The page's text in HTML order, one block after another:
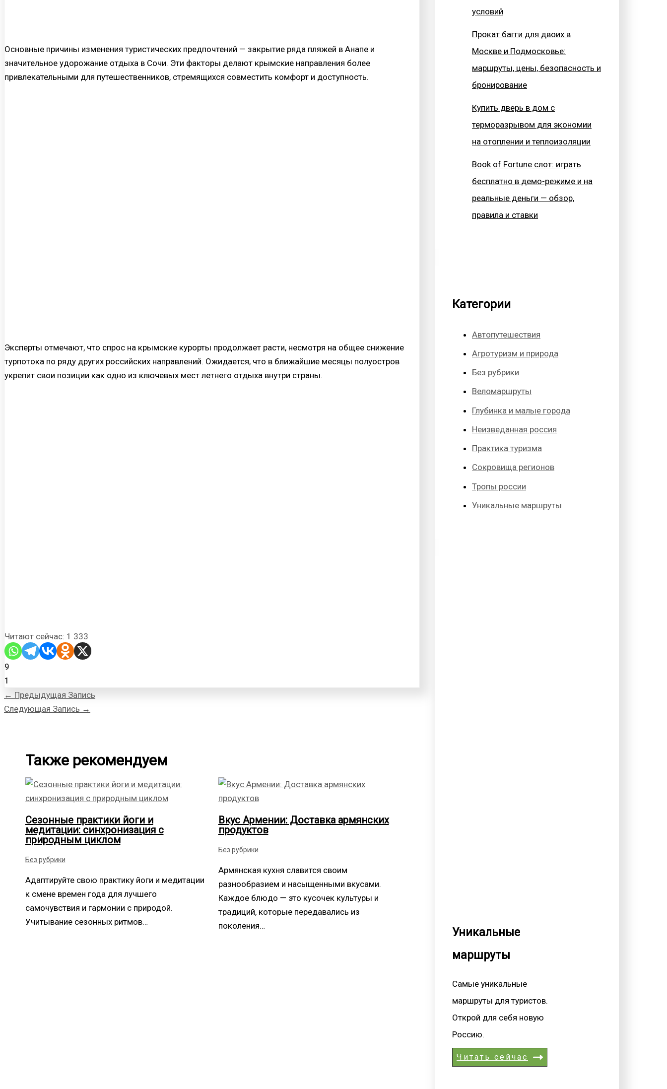
Основные причины изменения туристических предпочтений — закрытие ряда пляжей в Анапе и
значительное удорожание отдыха в Сочи. Эти факторы делают крымские направления более
привлекательными для путешественников, стремящихся совместить комфорт и доступность.
Эксперты отмечают, что спрос на крымские курорты продолжает расти, несмотря на общее снижение
турпотока по ряду других российских направлений. Ожидается, что в ближайшие месяцы полуостров
укрепит свои позиции как одно из ключевых мест летнего отдыха внутри страны.
Читают сейчас: 1 333
9
1
← Предыдущая Запись
Следующая Запись →
Также рекомендуем
Сезонные практики йоги и
медитации: синхронизация с
природным циклом
Без рубрики
Адаптируйте свою практику йоги и медитации
к смене времен года для лучшего
самочувствия и гармонии с природой.
Учитывание сезонных ритмов…
Вкус Армении: Доставка армянских
продуктов
Без рубрики
Армянская кухня славится своим
разнообразием и насыщенными вкусами.
Каждое блюдо — это кусочек культуры и
традиций, которые передавались из
поколения…
условий
Прокат багги для двоих в
Москве и Подмосковье:
маршруты, цены, безопасность и
бронирование
Купить дверь в дом с
терморазрывом для экономии
на отоплении и теплоизоляции
Book of Fortune слот: играть
бесплатно в демо-режиме и на
реальные деньги — обзор,
правила и ставки
Категории
Автопутешествия
Агротуризм и природа
Без рубрики
Веломаршруты
Глубинка и малые города
Неизведанная россия
Практика туризма
Сокровища регионов
Тропы россии
Уникальные маршруты
Уникальные
маршруты
Самые уникальные
маршруты для туристов.
Открой для себя новую
Россию.
Читать сейчас